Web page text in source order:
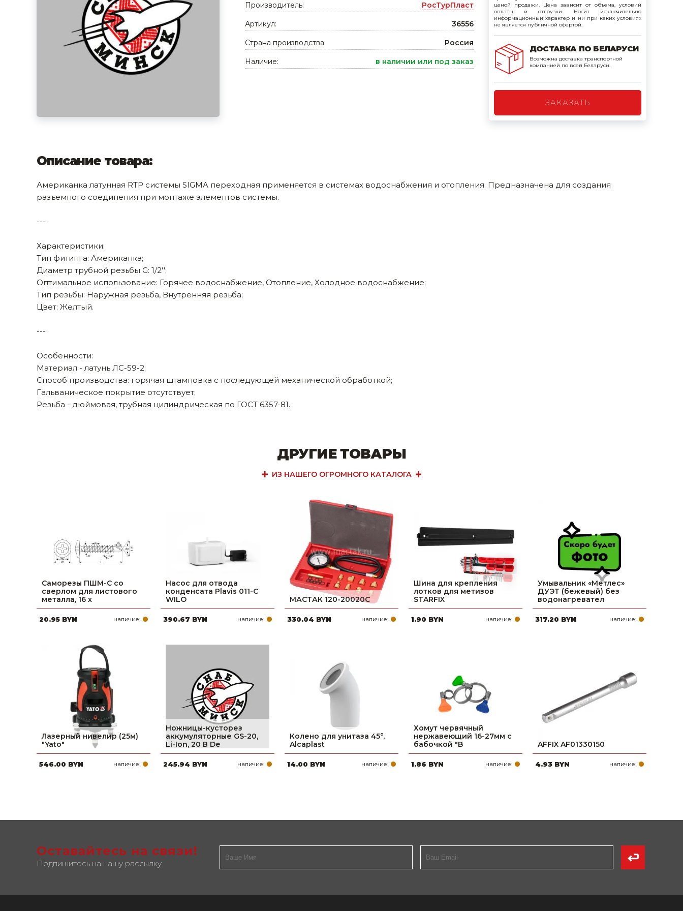
Строительное оборудование
Садовая техника, оснастка и принадлежности
Сварочное оборудование и материалы
Средства индивидуальной защиты и спецодежда
Крепеж и фурнитура
Садовый инструмент, вазоны, горшки и кашпо, теплицы, парники
Товары для дома
Сантехника
фруктов
Автоклавы. Дистилляторы
Дистилляторы
Ниппельные поилки для
Чашечные поилки
Производитель: РосТурПласт
Артикул: 36556
Страна производства: Россия
Наличие: в наличии или под заказ
ценой продажи. Цена зависит от объема, условий
оплаты и отгрузки. Носит исключительно
информационный характер и ни при каких условиях
не является публичной офертой.
ДОСТАВКА ПО БЕЛАРУСИ
Возможна доставка транспортной
компанией по всей Беларуси.
ЗАКАЗАТЬ
Описание товара:
Американка латунная RTP системы SIGMA переходная применяется в системах водоснабжения и отопления. Предназначена для создания
разъемного соединения при монтаже элементов системы.
---
Характеристики:
Тип фитинга: Американка;
Диаметр трубной резьбы G: 1/2'';
Оптимальное использование: Горячее водоснабжение, Отопление, Холодное водоснабжение;
Тип резьбы: Наружная резьба, Внутренняя резьба;
Цвет: Желтый.
---
Особенности:
Материал - латунь ЛС-59-2;
Способ производства: горячая штамповка с последующей механической обработкой;
Гальваническое покрытие отсутствует;
Резьба - дюймовая, трубная цилиндрическая по ГОСТ 6357-81.
ДРУГИЕ ТОВАРЫ
ИЗ НАШЕГО ОГРОМНОГО КАТАЛОГА
Саморезы ПШМ-С со
сверлом для листового
металла, 16 х
20.95 BYN наличие:
Насос для отвода
конденсата Plavis 011-C
WILO
390.67 BYN наличие:
МАСТАК 120-20020C
330.04 BYN наличие:
Шина для крепления
лотков для метизов
STARFIX
1.90 BYN наличие:
Умывальник «Метлес»
ДУЭТ (бежевый) без
водонагревател
317.20 BYN наличие:
Лазерный нивелир (25м)
"Yato"
546.00 BYN наличие:
Ножницы-кусторез
аккумуляторные GS-20,
Li-Ion, 20 В De
245.94 BYN наличие:
Колено для унитаза 45°,
Alcaplast
14.00 BYN наличие:
Хомут червячный
нержавеющий 16-27мм с
бабочкой "B
1.86 BYN наличие:
AFFIX AF01330150
4.93 BYN наличие:
Оставайтесь на связи!
Подпишитесь на нашу рассылку